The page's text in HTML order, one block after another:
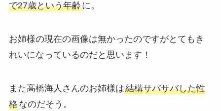
で27歳という年齢に。
お姉様の現在の画像は無かったのですがとてもき
れいになっているのだと思います！
また高橋海人さんのお姉様は結構サバサバした性
格なのだそう。